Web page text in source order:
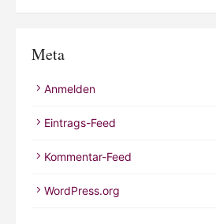
Meta
Anmelden
Eintrags-Feed
Kommentar-Feed
WordPress.org